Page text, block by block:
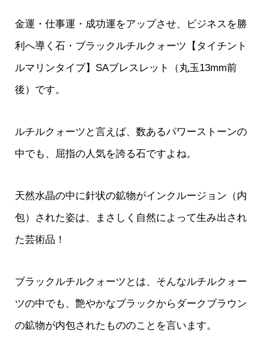
金運・仕事運・成功運をアップさせ、ビジネスを勝
利へ導く石・ブラックルチルクォーツ【タイチント
ルマリンタイプ】SAブレスレット（丸玉13mm前
後）です。
ルチルクォーツと言えば、数あるパワーストーンの
中でも、屈指の人気を誇る石ですよね。
天然水晶の中に針状の鉱物がインクルージョン（内
包）された姿は、まさしく自然によって生み出され
た芸術品！
ブラックルチルクォーツとは、そんなルチルクォー
ツの中でも、艶やかなブラックからダークブラウン
の鉱物が内包されたもののことを言います。